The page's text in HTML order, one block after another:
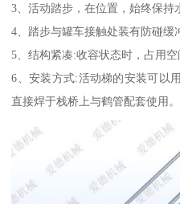
3、活动踏步，在位置，始终保持
4、踏步与罐车接触处装有防碰缓
5、结构紧凑:收容状态时，占用空
6、安装方式:活动梯的安装可以
直接焊于栈桥上与鹤管配套使用。